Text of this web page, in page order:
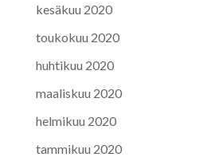
kesäkuu 2020
toukokuu 2020
huhtikuu 2020
maaliskuu 2020
helmikuu 2020
tammikuu 2020